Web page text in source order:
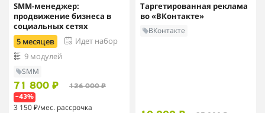
SMM-менеджер:
продвижение бизнеса в
социальных сетях
5 месяцев
Идет набор
9 модулей
SMM
71 800 ₽ 126 000 ₽
–43%
3 150 ₽/мес. рассрочка
Таргетированная реклама
во «ВКонтакте»
ВКонтакте